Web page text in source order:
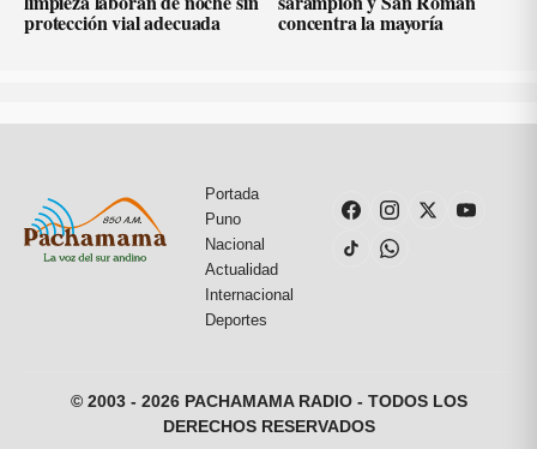
protección vial adecuada concentra la mayoría
Portada
Puno
Nacional
Actualidad
Internacional
Deportes
© 2003 - 2026 PACHAMAMA RADIO - TODOS LOS
DERECHOS RESERVADOS